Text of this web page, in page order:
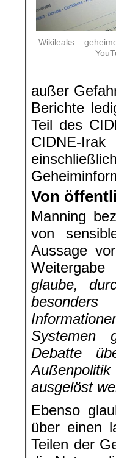
Wikileaks –
außer
Berichte
Teil des
CIDNE-
Von
Manning
von
Aussage
glaube,
Systemen
Debatte
ausgelöst
Ebenso
über einen
Teilen der